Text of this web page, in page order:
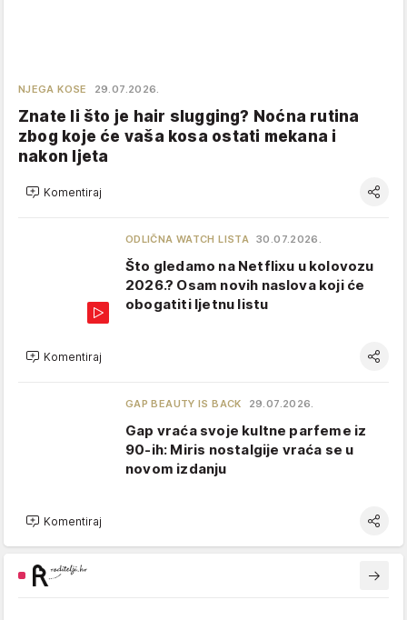
NJEGA KOSE 29.07.2026.
Znate li što je hair slugging? Noćna rutina
zbog koje će vaša kosa ostati mekana i
nakon ljeta
Komentiraj
ODLIČNA WATCH LISTA 30.07.2026.
Što gledamo na Netflixu u kolovozu
2026.? Osam novih naslova koji će
obogatiti ljetnu listu
Komentiraj
GAP BEAUTY IS BACK 29.07.2026.
Gap vraća svoje kultne parfeme iz
90-ih: Miris nostalgije vraća se u
novom izdanju
Komentiraj